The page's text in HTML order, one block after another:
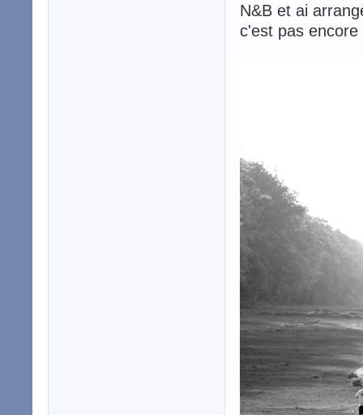
N&B et ai
c'est pas encore